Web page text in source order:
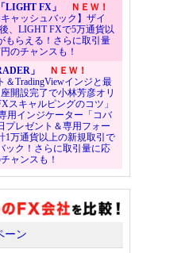
LIGHT FX」
ＮＥＷ！
キャッシュバック】ザイ
、LIGHT FXで5万通貨以
もらえる！さらに取引量
のチャンスも！
」
ＮＥＷ！
＆TradingViewインジと最
開設完了で小林芳彦オリ
スキャルピングのコツ」
用インジケーター「コバ
プレゼント＆専用フォー
1万通貨以上の新規取引で
ック！さらに取引量に応
ャンスも！
ーン